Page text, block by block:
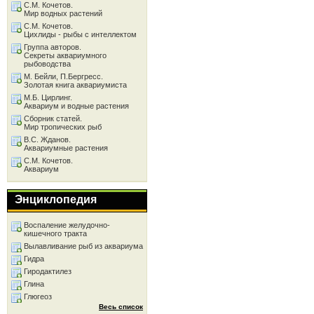
С.М. Кочетов.
Мир водных растений
С.М. Кочетов.
Цихлиды - рыбы с интеллектом
Группа авторов.
Секреты аквариумного
рыбоводства
М. Бейли, П.Бергресс.
Золотая книга аквариумиста
М.Б. Цирлинг.
Аквариум и водные растения
Сборник статей.
Мир тропических рыб
В.С. Жданов.
Аквариумные растения
С.М. Кочетов.
Аквариум
Энциклопедия
Воспаление желудочно-
кишечного тракта
Вылавливание рыб из аквариума
Гидра
Гиродактилез
Глина
Глюгеоз
Весь список